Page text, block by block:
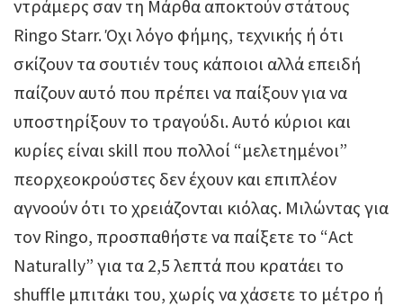
ντράμερς σαν τη Μάρθα αποκτούν στάτους
Ringo Starr. Όχι λόγο φήμης, τεχνικής ή ότι
σκίζουν τα σουτιέν τους κάποιοι αλλά επειδή
παίζουν αυτό που πρέπει να παίξουν για να
υποστηρίξουν το τραγούδι. Αυτό κύριοι και
κυρίες είναι skill που πολλοί “μελετημένοι”
πεορχεοκρούστες δεν έχουν και επιπλέον
αγνοούν ότι το χρειάζονται κιόλας. Μιλώντας για
τον Ringo, προσπαθήστε να παίξετε το “Act
Naturally” για τα 2,5 λεπτά που κρατάει το
shuffle μπιτάκι του, χωρίς να χάσετε το μέτρο ή